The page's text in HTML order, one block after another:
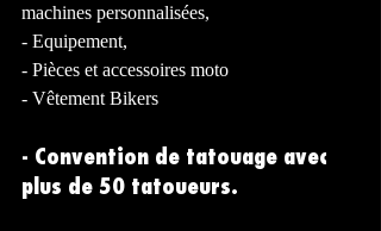
machines personnalisées,
- Equipement,
- Pièces et accessoires moto
- Vêtement Bikers
- Convention de tatouage avec
plus de 50 tatoueurs.